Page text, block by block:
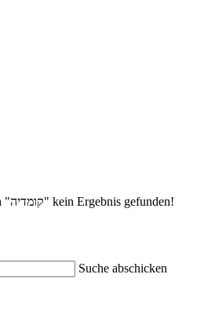
Es wurde für die Suche nach "קומדיה" kein Ergebnis gefunden!
Suche abschicken